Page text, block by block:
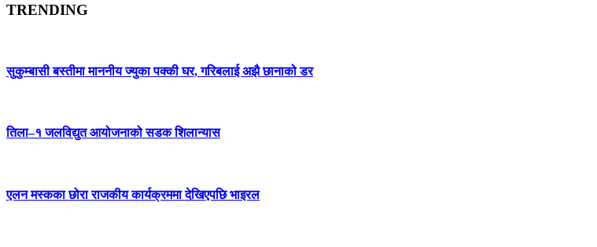
TRENDING
सुकुम्बासी बस्तीमा माननीय ज्युका पक्की घर, गरिबलाई अझै छानाको डर
तिला–१ जलविद्युत आयोजनाको सडक शिलान्यास
एलन मस्कका छोरा राजकीय कार्यक्रममा देखिएपछि भाइरल